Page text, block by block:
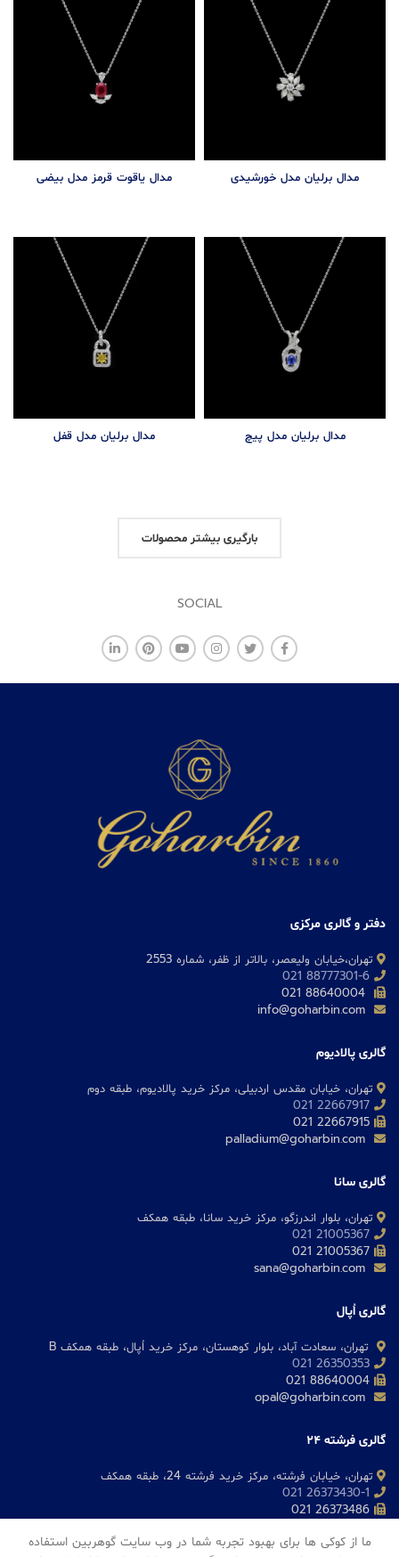
مدال برلیان مدل خورشیدی مدال یاقوت قرمز مدل بیضی
مدال برلیان مدل پیچ مدال برلیان مدل قفل
بارگیری بیشتر محصولات
SOCIAL
دفتر و گالری مرکزی
تهران،خیابان ولیعصر، بالاتر از ظفر، شماره 2553
88777301-6 021
گالری پالادیوم
تهران، خیابان مقدس اردبیلی، مرکز خرید پالادیوم، طبقه دوم
22667917 021
گالری سانا
تهران، بلوار اندرزگو، مرکز خرید سانا، طبقه همکف
21005367 021
گالری اُپال
تهران، سعادت آباد، بلوار کوهستان، مرکز خرید اُپال، طبقه همکف B
26350353 021
گالری فرشته 24
تهران، خیابان فرشته، مرکز خرید فرشته 24، طبقه همکف
26373430-1 021
ما از کوکی ها برای بهبود تجربه شما در وب سایت گوهربین استفاده